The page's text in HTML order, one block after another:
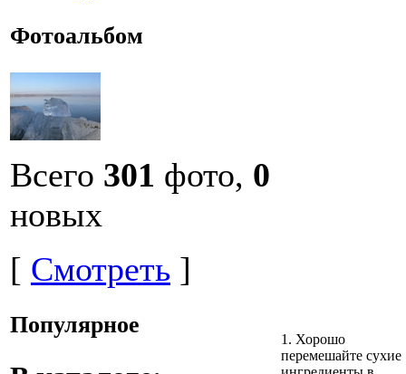
Фотоальбом
Всего 301 фото, 0
новых
[ Смотреть ]
Популярное
1. Хорошо
перемешайте сухие